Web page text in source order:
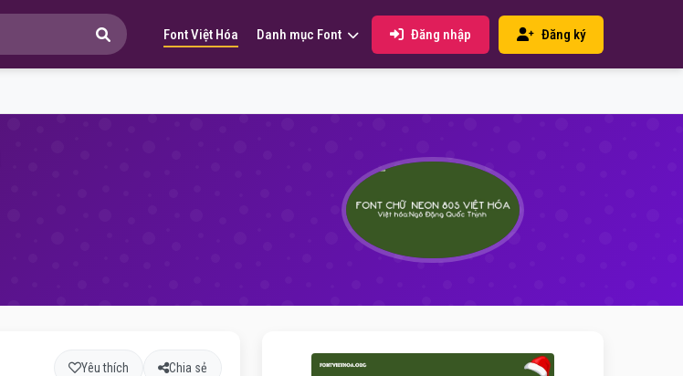
Font Việt Hóa Danh mục Font Đăng nhập Đăng ký
Yêu thích Chia sẻ